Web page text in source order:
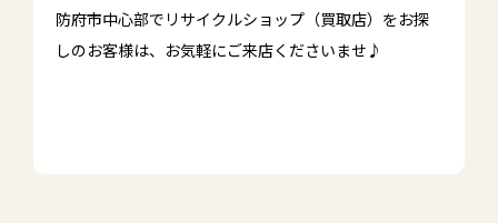
防府市中心部でリサイクルショップ（買取店）をお探
しのお客様は、お気軽にご来店くださいませ♪